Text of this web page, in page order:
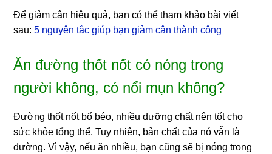
Để giảm cân hiệu quả, bạn có thể tham khảo bài viết
sau:5 nguyên tắc giúp bạn giảm cân thành công
Ăn đường thốt nốt có nóng trong
người không, có nổi mụn không?
Đường thốt nốt bổ béo, nhiều dưỡng chất nên tốt cho
sức khỏe tổng thể. Tuy nhiên, bản chất của nó vẫn là
đường. Vì vậy, nếu ăn nhiều, bạn cũng sẽ bị nóng trong